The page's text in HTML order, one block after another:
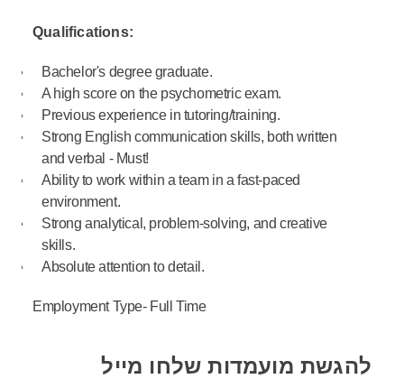
Qualifications:
Bachelor's degree graduate.
A high score on the psychometric exam.
Previous experience in tutoring/training.
Strong English communication skills, both written
and verbal - Must!
Ability to work within a team in a fast-paced
environment.
Strong analytical, problem-solving, and creative
skills.
Absolute attention to detail.
Employment Type- Full Time
להגשת מועמדות שלחו מייל